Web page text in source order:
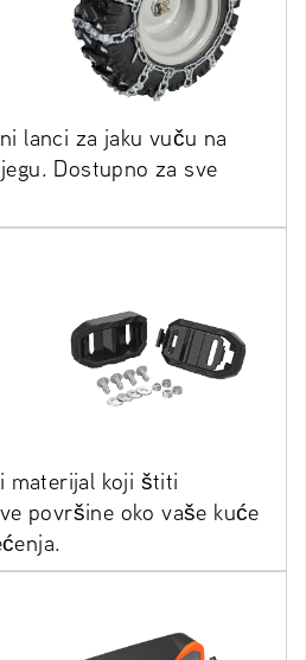
lanci za jaku vuču na
Dostupno za sve
materijal koji štiti
površine oko vaše kuće